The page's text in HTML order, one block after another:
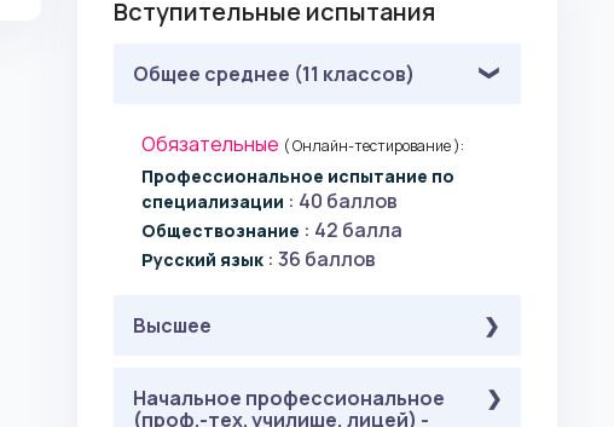
Вступительные испытания
Общее среднее (11 классов)
Обязательные ( Онлайн-тестирование ):
Профессиональное испытание по
специализации : 40 баллов
Обществознание : 42 балла
Русский язык : 36 баллов
Высшее
Обязательные( Онлайн-тестирование ):
Начальное профессиональное
(проф.-тех. училище, лицей) -